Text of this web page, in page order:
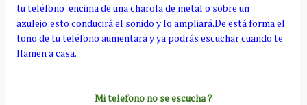
tu teléfono encima de una charola de metal o sobre un
azulejo:esto conducirá el sonido y lo ampliará.De está forma el
tono de tu teléfono aumentara y ya podrás escuchar cuando te
llamen a casa.
Mi telefono no se escucha ?